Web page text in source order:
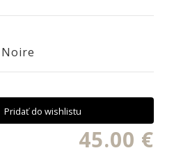
Pridať do wishlistu
45.00 €